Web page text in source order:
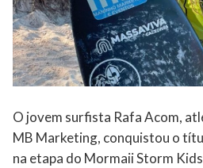
O jovem surfista Rafa Acom,
MB Marketing, conquistou o
na etapa do Mormaii Storm